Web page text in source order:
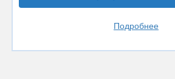
Подробнее